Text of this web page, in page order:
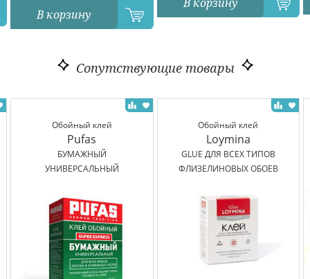
В корзину
Сопутствующие товары
Обойный клей
Pufas
БУМАЖНЫЙ
УНИВЕРСАЛЬНЫЙ
Обойный клей
Loymina
GLUE ДЛЯ ВСЕХ ТИПОВ
ФЛИЗЕЛИНОВЫХ ОБОЕВ